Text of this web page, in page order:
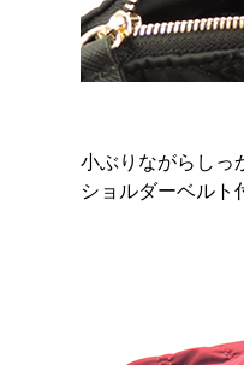
小ぶりながらしっ
ショルダーベルト